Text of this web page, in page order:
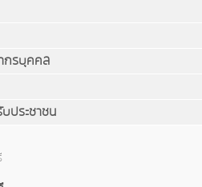
กรบุคคล
ประชาชน